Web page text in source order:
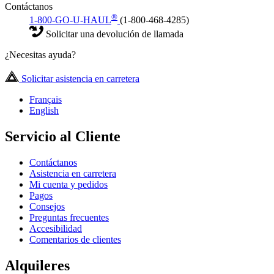
Contáctanos
1-800-GO-U-HAUL® (1-800-468-4285)
Solicitar una devolución de llamada
¿Necesitas ayuda?
Solicitar asistencia en carretera
Français
English
Servicio al Cliente
Contáctanos
Asistencia en carretera
Mi cuenta y pedidos
Pagos
Consejos
Preguntas frecuentes
Accesibilidad
Comentarios de clientes
Alquileres